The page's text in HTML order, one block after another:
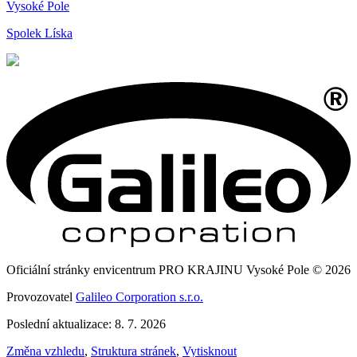
Vysoké Pole
Spolek Líska
Oficiální stránky envicentrum PRO KRAJINU Vysoké Pole © 2026
Provozovatel Galileo Corporation s.r.o.
Poslední aktualizace: 8. 7. 2026
Změna vzhledu, Struktura stránek, Vytisknout